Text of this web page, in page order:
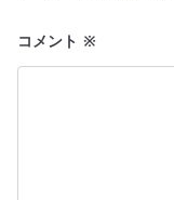
ン
コメント ※